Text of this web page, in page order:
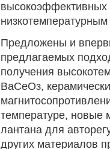
высокоэффективных
Предложены и
предлагаемых
получения
ВаСеОз,
температуре, новые
лантана для
других материалов